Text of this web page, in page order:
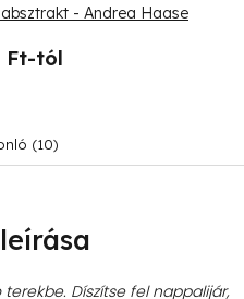
- Andrea Haase
Ft-tól
(10)
Díszítse fel nappalijár,